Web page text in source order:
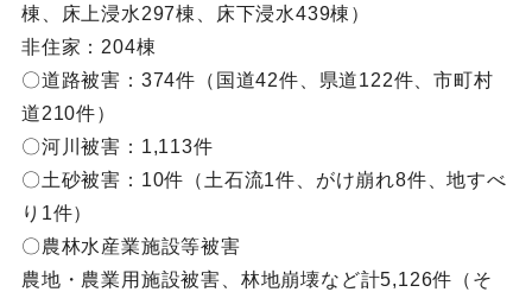
棟、床上浸水297棟、床下浸水439棟）
非住家：204棟
〇道路被害：374件（国道42件、県道122件、市町村
道210件）
〇河川被害：1,113件
〇土砂被害：10件（土石流1件、がけ崩れ8件、地すべ
り1件）
〇農林水産業施設等被害
農地・農業用施設被害、林地崩壊など計5,126件（そ